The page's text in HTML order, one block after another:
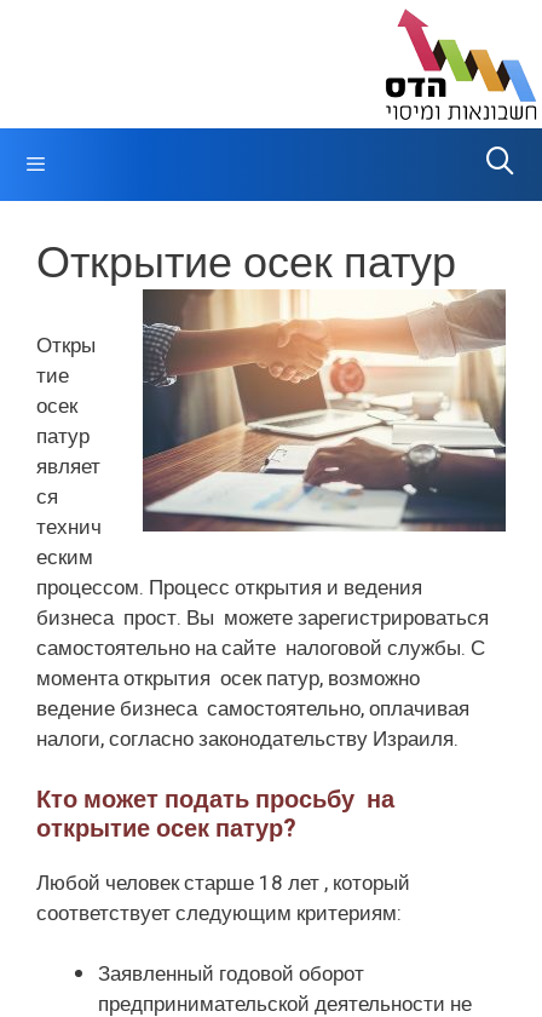
Открытие осек патур
Откры
тие
осек
патур
являет
ся
технич
еским
процессом. Процесс открытия и ведения
бизнеса прост. Вы можете зарегистрироваться
самостоятельно на сайте налоговой службы. С
момента открытия осек патур, возможно
ведение бизнеса самостоятельно, оплачивая
налоги, согласно законодательству Израиля.
Кто может подать просьбу на
открытие осек патур?
Любой человек старше 18 лет , который
соответствует следующим критериям:
Заявленный годовой оборот
предпринимательской деятельности не